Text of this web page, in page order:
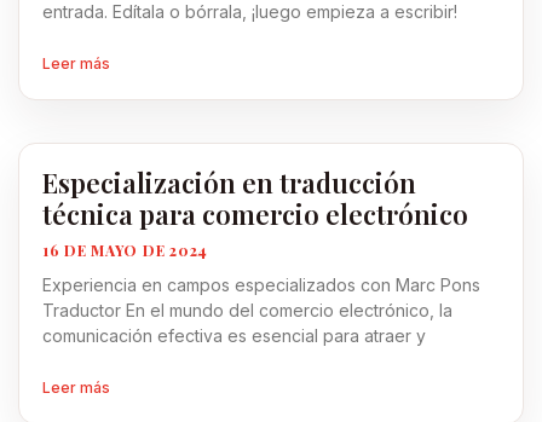
entrada. Edítala o bórrala, ¡luego empieza a escribir!
Leer más
Especialización en traducción
técnica para comercio electrónico
16 DE MAYO DE 2024
Experiencia en campos especializados con Marc Pons
Traductor En el mundo del comercio electrónico, la
comunicación efectiva es esencial para atraer y
Leer más